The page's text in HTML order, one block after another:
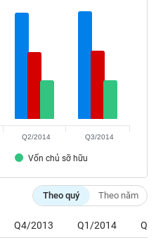
Vốn chủ sỡ hữu
Q2/2014 Q3/2014
Theo quý Theo năm
Q4/2013 Q1/2014